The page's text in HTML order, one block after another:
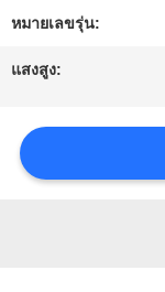
โรงงาน
ควบคุม
หมายเลขรุ่น:
แสงสูง: